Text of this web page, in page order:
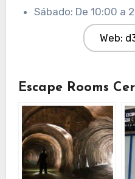
Sábado: De 10:00 a
Web:
Escape Rooms